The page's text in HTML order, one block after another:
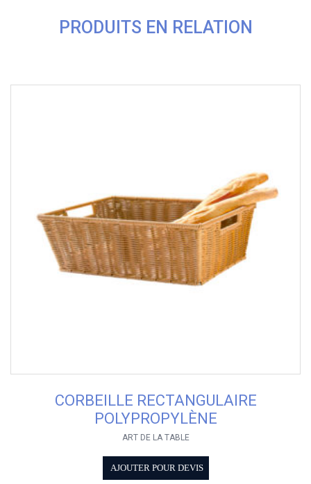
PRODUITS EN RELATION
CORBEILLE RECTANGULAIRE
POLYPROPYLÈNE
ART DE LA TABLE
AJOUTER POUR DEVIS